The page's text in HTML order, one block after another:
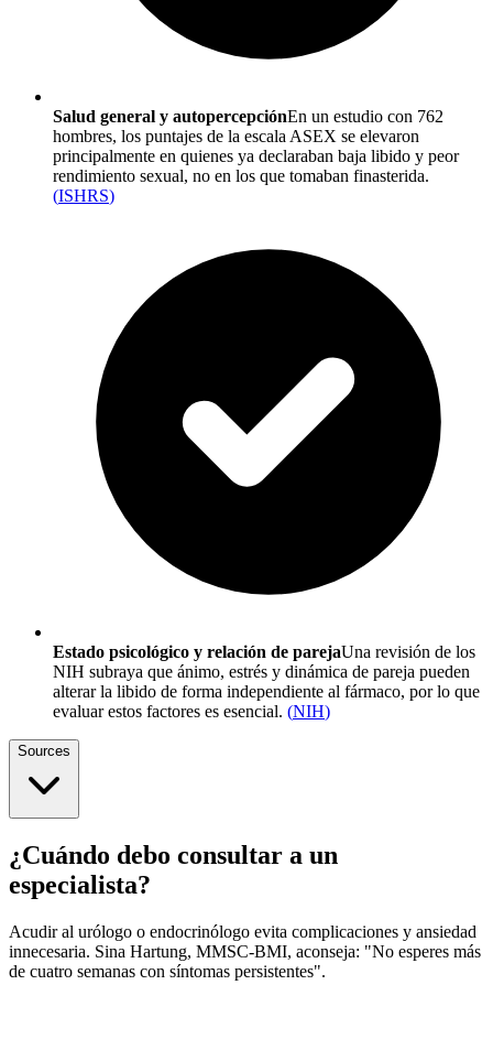
Salud general y autopercepciónEn un estudio con 762
hombres, los puntajes de la escala ASEX se elevaron
principalmente en quienes ya declaraban baja libido y peor
rendimiento sexual, no en los que tomaban finasterida.
(ISHRS)
Estado psicológico y relación de parejaUna revisión de los
NIH subraya que ánimo, estrés y dinámica de pareja pueden
alterar la libido de forma independiente al fármaco, por lo que
evaluar estos factores es esencial. (NIH)
Sources
¿Cuándo debo consultar a un
especialista?
Acudir al urólogo o endocrinólogo evita complicaciones y ansiedad
innecesaria. Sina Hartung, MMSC-BMI, aconseja: "No esperes más
de cuatro semanas con síntomas persistentes".